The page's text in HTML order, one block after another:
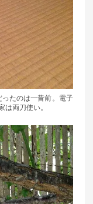
たのは一昔前。電子
両刀使い。